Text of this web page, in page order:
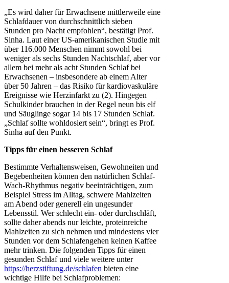
„Es wird daher für Erwachsene mittlerweile eine
Schlafdauer von durchschnittlich sieben
Stunden pro Nacht empfohlen“, bestätigt Prof.
Sinha. Laut einer US-amerikanischen Studie mit
über 116.000 Menschen nimmt sowohl bei
weniger als sechs Stunden Nachtschlaf, aber vor
allem bei mehr als acht Stunden Schlaf bei
Erwachsenen – insbesondere ab einem Alter
über 50 Jahren – das Risiko für kardiovaskuläre
Ereignisse wie Herzinfarkt zu (2). Hingegen
Schulkinder brauchen in der Regel neun bis elf
und Säuglinge sogar 14 bis 17 Stunden Schlaf.
„Schlaf sollte wohldosiert sein“, bringt es Prof.
Sinha auf den Punkt.
Tipps für einen besseren Schlaf
Bestimmte Verhaltensweisen, Gewohneiten und
Begebenheiten können den natürlichen Schlaf-
Wach-Rhythmus negativ beeinträchtigen, zum
Beispiel Stress im Alltag, schwere Mahlzeiten
am Abend oder generell ein ungesunder
Lebensstil. Wer schlecht ein- oder durchschläft,
sollte daher abends nur leichte, proteinreiche
Mahlzeiten zu sich nehmen und mindestens vier
Stunden vor dem Schlafengehen keinen Kaffee
mehr trinken. Die folgenden Tipps für einen
gesunden Schlaf und viele weitere unter
https://herzstiftung.de/schlafen bieten eine
wichtige Hilfe bei Schlafproblemen: